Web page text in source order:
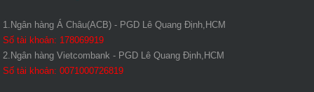
1.Ngân hàng Á Châu(ACB) - PGD Lê Quang Định,HCM
Số tài khoản: 178069919
2.Ngân hàng Vietcombank - PGD Lê Quang Định,HCM
Số tài khoản: 0071000726819